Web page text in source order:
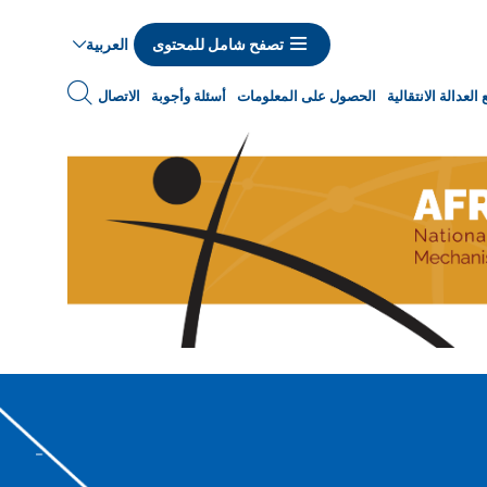
تصفح شامل للمحتوى العربية
الانتقالية الحصول على المعلومات أسئلة وأجوبة الاتصال